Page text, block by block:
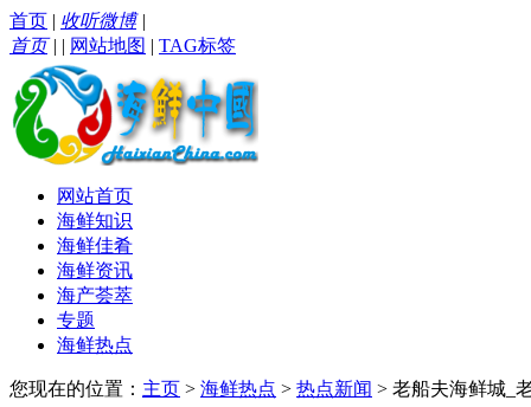
首页 | 收听微博|
首页| | 网站地图 | TAG标签
网站首页
海鲜知识
海鲜佳肴
海鲜资讯
海产荟萃
专题
海鲜热点
您现在的位置： 主页 > 海鲜热点 > 热点新闻 > 老船夫海鲜城_